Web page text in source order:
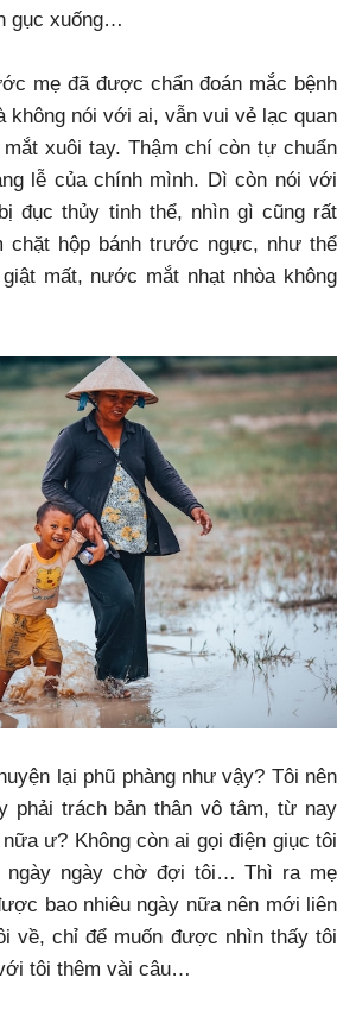
gục xuống…
mẹ đã được chẩn đoán mắc bệnh
không nói với ai, vẫn vui vẻ lạc quan
xuôi tay. Thậm chí còn tự chuẩn
lễ của chính mình. Dì còn nói với
đục thủy tinh thể, nhìn gì cũng rất
chặt hộp bánh trước ngực, như thể
mất, nước mắt nhạt nhòa không
lại phũ phàng như vậy? Tôi nên
phải trách bản thân vô tâm, từ nay
ư? Không còn ai gọi điện giục tôi
ngày ngày chờ đợi tôi… Thì ra mẹ
bao nhiêu ngày nữa nên mới liên
về, chỉ để muốn được nhìn thấy tôi
tôi thêm vài câu…